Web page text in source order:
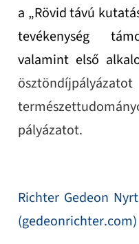
a „Rövid távú
tevékenység
valamint első
pályázatot.
Richter Gedeon
(gedeonrichter.com)